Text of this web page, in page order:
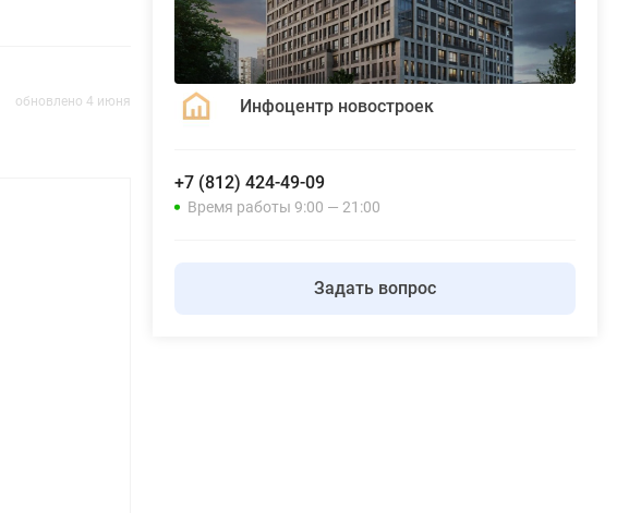
обновлено 4 июня Инфоцентр новостроек
+7 (812) 424-49-09
Время работы 9:00 — 21:00
Задать вопрос